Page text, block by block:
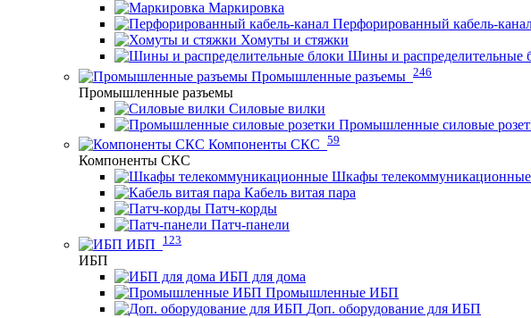
Маркировка
Перфорированный кабель-
Хомуты и стяжки
Шины и распределительные
Промышленные разъемы 246
Промышленные разъемы
Силовые вилки
Промышленные силовые
Компоненты СКС 59
Компоненты СКС
Шкафы телекоммуникационные
Кабель витая пара
Патч-корды
Патч-панели
ИБП
123
ИБП
ИБП для дома
Промышленные ИБП
Доп. оборудование для ИБП